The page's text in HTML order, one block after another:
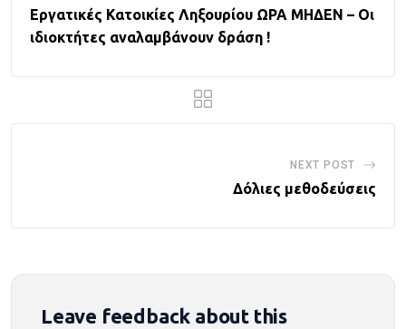
Εργατικές Κατοικίες Ληξουρίου ΩΡΑ ΜΗΔΕΝ – Οι
ιδιοκτήτες αναλαμβάνουν δράση !
NEXT POST
Δόλιες μεθοδεύσεις
Leave feedback about this